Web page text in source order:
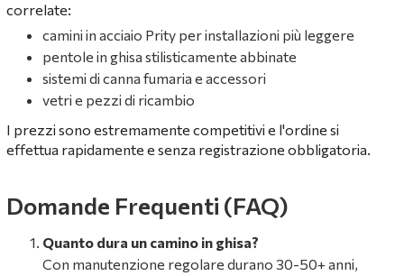
correlate:
camini in acciaio Prity per installazioni più leggere
pentole in ghisa stilisticamente abbinate
sistemi di canna fumaria e accessori
vetri e pezzi di ricambio
I prezzi sono estremamente competitivi e l'ordine si
effettua rapidamente e senza registrazione obbligatoria.
Domande Frequenti (FAQ)
Quanto dura un camino in ghisa?
Con manutenzione regolare durano 30-50+ anni,